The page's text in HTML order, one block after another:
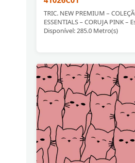
TRIC. NEW PREMIUM –
ESSENTIALS – CORUJA PINK –
Disponível: 285.0 Metro(s)